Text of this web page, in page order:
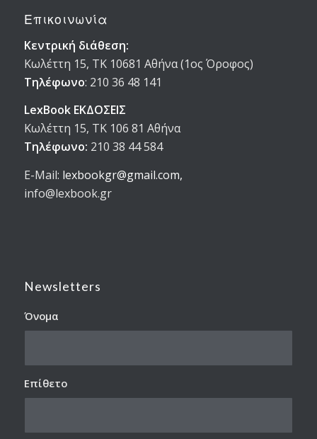
Επικοινωνία
Κεντρική διάθεση:
Κωλέττη 15, ΤΚ 10681 Αθήνα (1ος Όροφος)
Τηλέφωνο: 210 36 48 141
LexBook ΕΚΔΟΣΕΙΣ
Κωλέττη 15, ΤΚ 106 81 Αθήνα
Τηλέφωνο: 210 38 44 584
E-Mail: lexbookgr@gmail.com,
info@lexbook.gr
Newsletters
Όνομα
Επίθετο